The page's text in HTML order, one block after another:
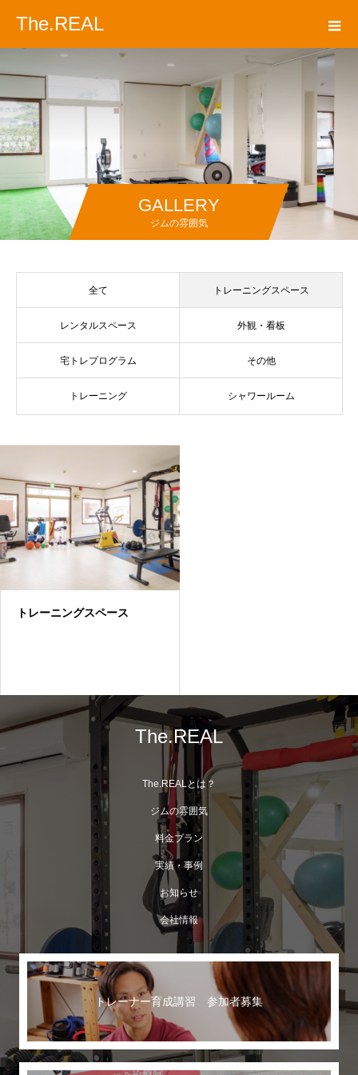
The.REAL
GALLERY
ジムの雰囲気
全て トレーニングスペース
レンタルスペース 外観・看板
宅トレプログラム その他
トレーニング シャワールーム
トレーニングスペース
The.REAL
The.REALとは？
ジムの雰囲気
料金プラン
実績・事例
お知らせ
会社情報
トレーナー育成講習 参加者募集